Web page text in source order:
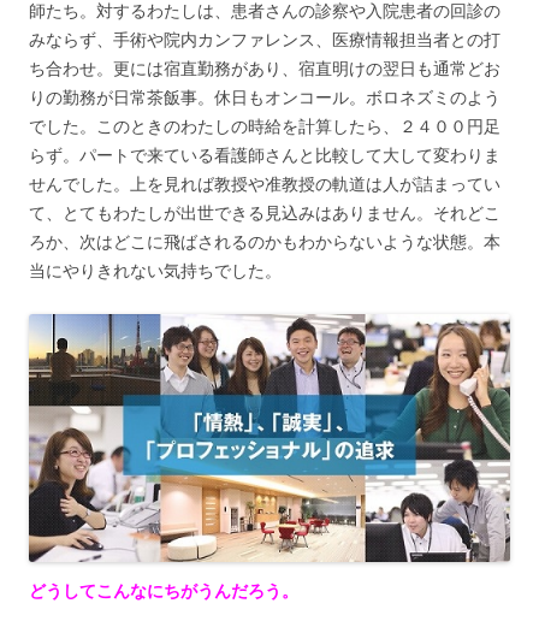
師たち。対するわたしは、患者さんの診察や入院患者の回診の
みならず、手術や院内カンファレンス、医療情報担当者との打
ち合わせ。更には宿直勤務があり、宿直明けの翌日も通常どお
りの勤務が日常茶飯事。休日もオンコール。ボロネズミのよう
でした。このときのわたしの時給を計算したら、２４００円足
らず。パートで来ている看護師さんと比較して大して変わりま
せんでした。上を見れば教授や准教授の軌道は人が詰まってい
て、とてもわたしが出世できる見込みはありません。それどこ
ろか、次はどこに飛ばされるのかもわからないような状態。本
当にやりきれない気持ちでした。
どうしてこんなにちがうんだろう。